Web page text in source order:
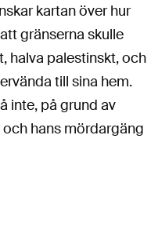
kartan över hur
gränserna skulle
halva palestinskt, och
till sina hem.
inte, på grund av
och hans mördargäng